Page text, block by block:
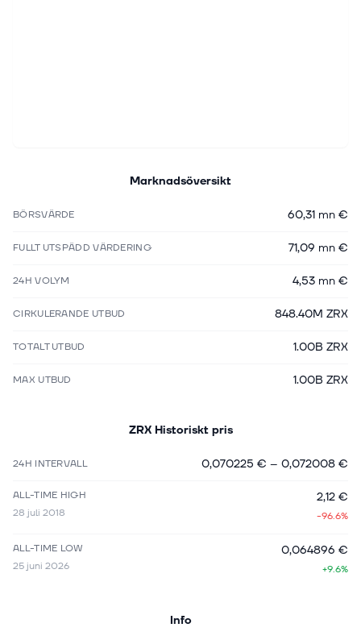
Marknadsöversikt
BÖRSVÄRDE 60,31 mn €
FULLT UTSPÄDD VÄRDERING 71,09 mn €
24H VOLYM 4,53 mn €
CIRKULERANDE UTBUD 848.40M ZRX
TOTALT UTBUD 1.00B ZRX
MAX UTBUD 1.00B ZRX
ZRX Historiskt pris
24H INTERVALL 0,070225 € – 0,072008 €
ALL-TIME HIGH
28 juli 2018
2,12 €
-96.6%
ALL-TIME LOW
25 juni 2026
0,064896 €
+9.6%
Info